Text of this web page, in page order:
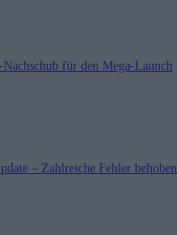
für den Mega-Launch
– Zahlreiche Fehler behoben